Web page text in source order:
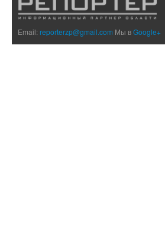
Email:reporterzp@gmail.com Мы вGoogle+